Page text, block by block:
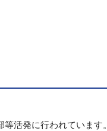
活発に行われています。